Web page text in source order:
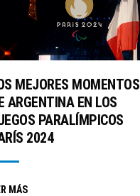
MEJORES MOMENTOS
ARGENTINA EN LOS
PARALÍMPICOS
2024
MÁS